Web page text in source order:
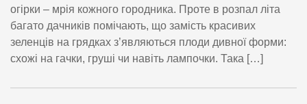
огірки – мрія кожного городника. Проте в розпал літа
багато дачників помічають, що замість красивих
зеленців на грядках з’являються плоди дивної форми:
схожі на гачки, груші чи навіть лампочки. Така […]